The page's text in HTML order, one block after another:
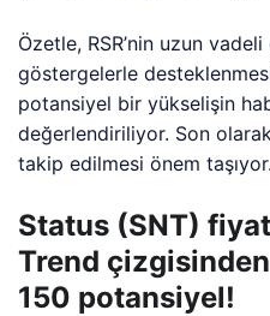
Özetle, RSR’nin uzun
göstergelerle
potansiyel bir yükselişin
değerlendiriliyor. Son
takip edilmesi önem taşıyor.
Status (SNT)
Trend çizgisinden
150 potansiyel!